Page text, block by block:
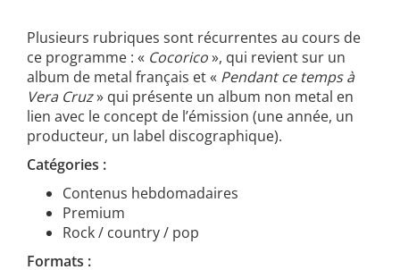
Plusieurs rubriques sont récurrentes au cours de
ce programme : « Cocorico», qui revient sur un
album de metal français et « Pendant ce temps à
Vera Cruz» qui présente un album non metal en
lien avec le concept de l’émission (une année, un
producteur, un label discographique).
Catégories :
Contenus hebdomadaires
Premium
Rock / country / pop
Formats :